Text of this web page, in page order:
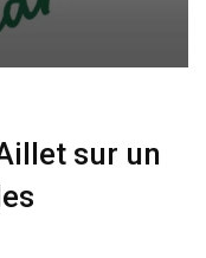
sur un